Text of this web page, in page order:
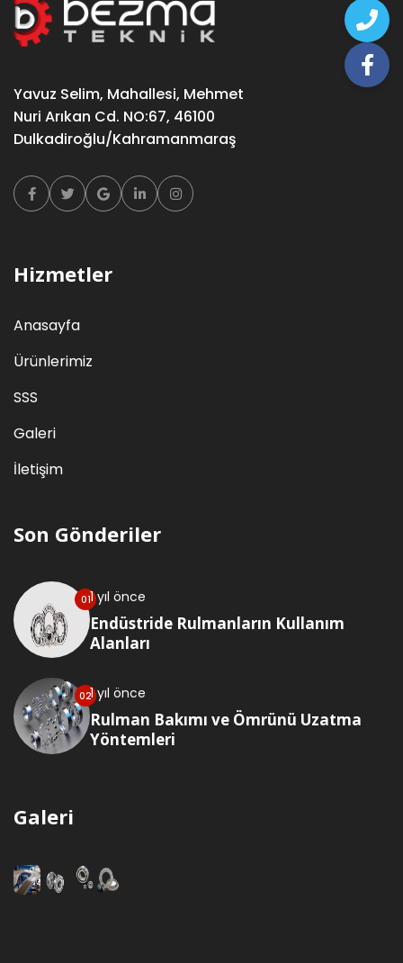
Yavuz Selim, Mahallesi, Mehmet
Nuri Arıkan Cd. NO:67, 46100
Dulkadiroğlu/Kahramanmaraş
Facebook
TwitterGoogleLinkedinInstagram
Hizmetler
Anasayfa
Ürünlerimiz
SSS
Galeri
İletişim
Son Gönderiler
1 yıl önce
Endüstride Rulmanların Kullanım
Alanları
1 yıl önce
Rulman Bakımı ve Ömrünü Uzatma
Yöntemleri
Galeri